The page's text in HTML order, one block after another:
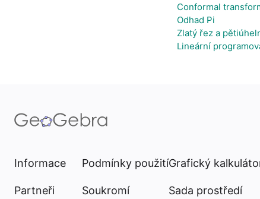
Conformal
Odhad Pi
Zlatý řez a
Lineární
Informace
Partneři
Podmínky použití
Soukromí
Grafický
Sada prostředí